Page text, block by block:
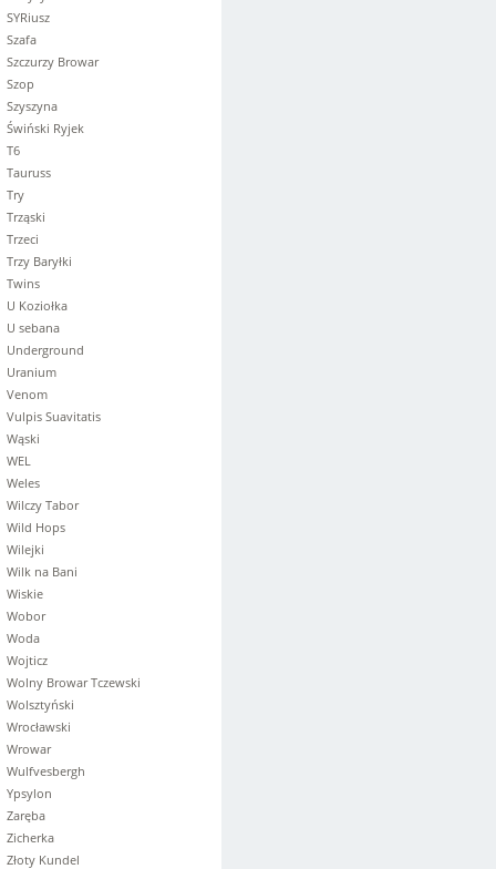
SYRiusz
Szafa
Szczurzy Browar
Szop
Szyszyna
Świński Ryjek
T6
Tauruss
Try
Trząski
Trzeci
Trzy Baryłki
Twins
U Koziołka
U sebana
Underground
Uranium
Venom
Vulpis Suavitatis
Wąski
WEL
Weles
Wilczy Tabor
Wild Hops
Wilejki
Wilk na Bani
Wiskie
Wobor
Woda
Wojticz
Wolny Browar Tczewski
Wolsztyński
Wrocławski
Wrowar
Wulfvesbergh
Ypsylon
Zaręba
Zicherka
Złoty Kundel